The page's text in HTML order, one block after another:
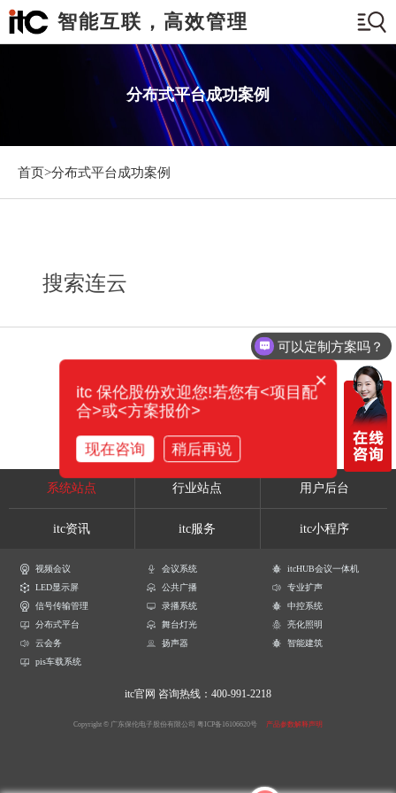
智能互联，高效管理
分布式平台成功案例
首页>分布式平台成功案例
搜索连云
系统站点 行业站点 用户后台
itc资讯 itc服务 itc小程序
视频会议 会议系统
itcHUB会议一体机
LED显示屏
公共广播
专业扩声
信号传输管理
录播系统
中控系统
分布式平台
舞台灯光
亮化照明
云会务
扬声器
智能建筑
pis车载系统
itc官网 咨询热线：400-991-2218
Copyright © 广东保伦电子股份有限公司 粤ICP备16106620号 产品参数解释声明
可以定制方案吗？
×
itc 保伦股份欢迎您!若您有<项目配
合>或<方案报价>
现在咨询 稍后再说